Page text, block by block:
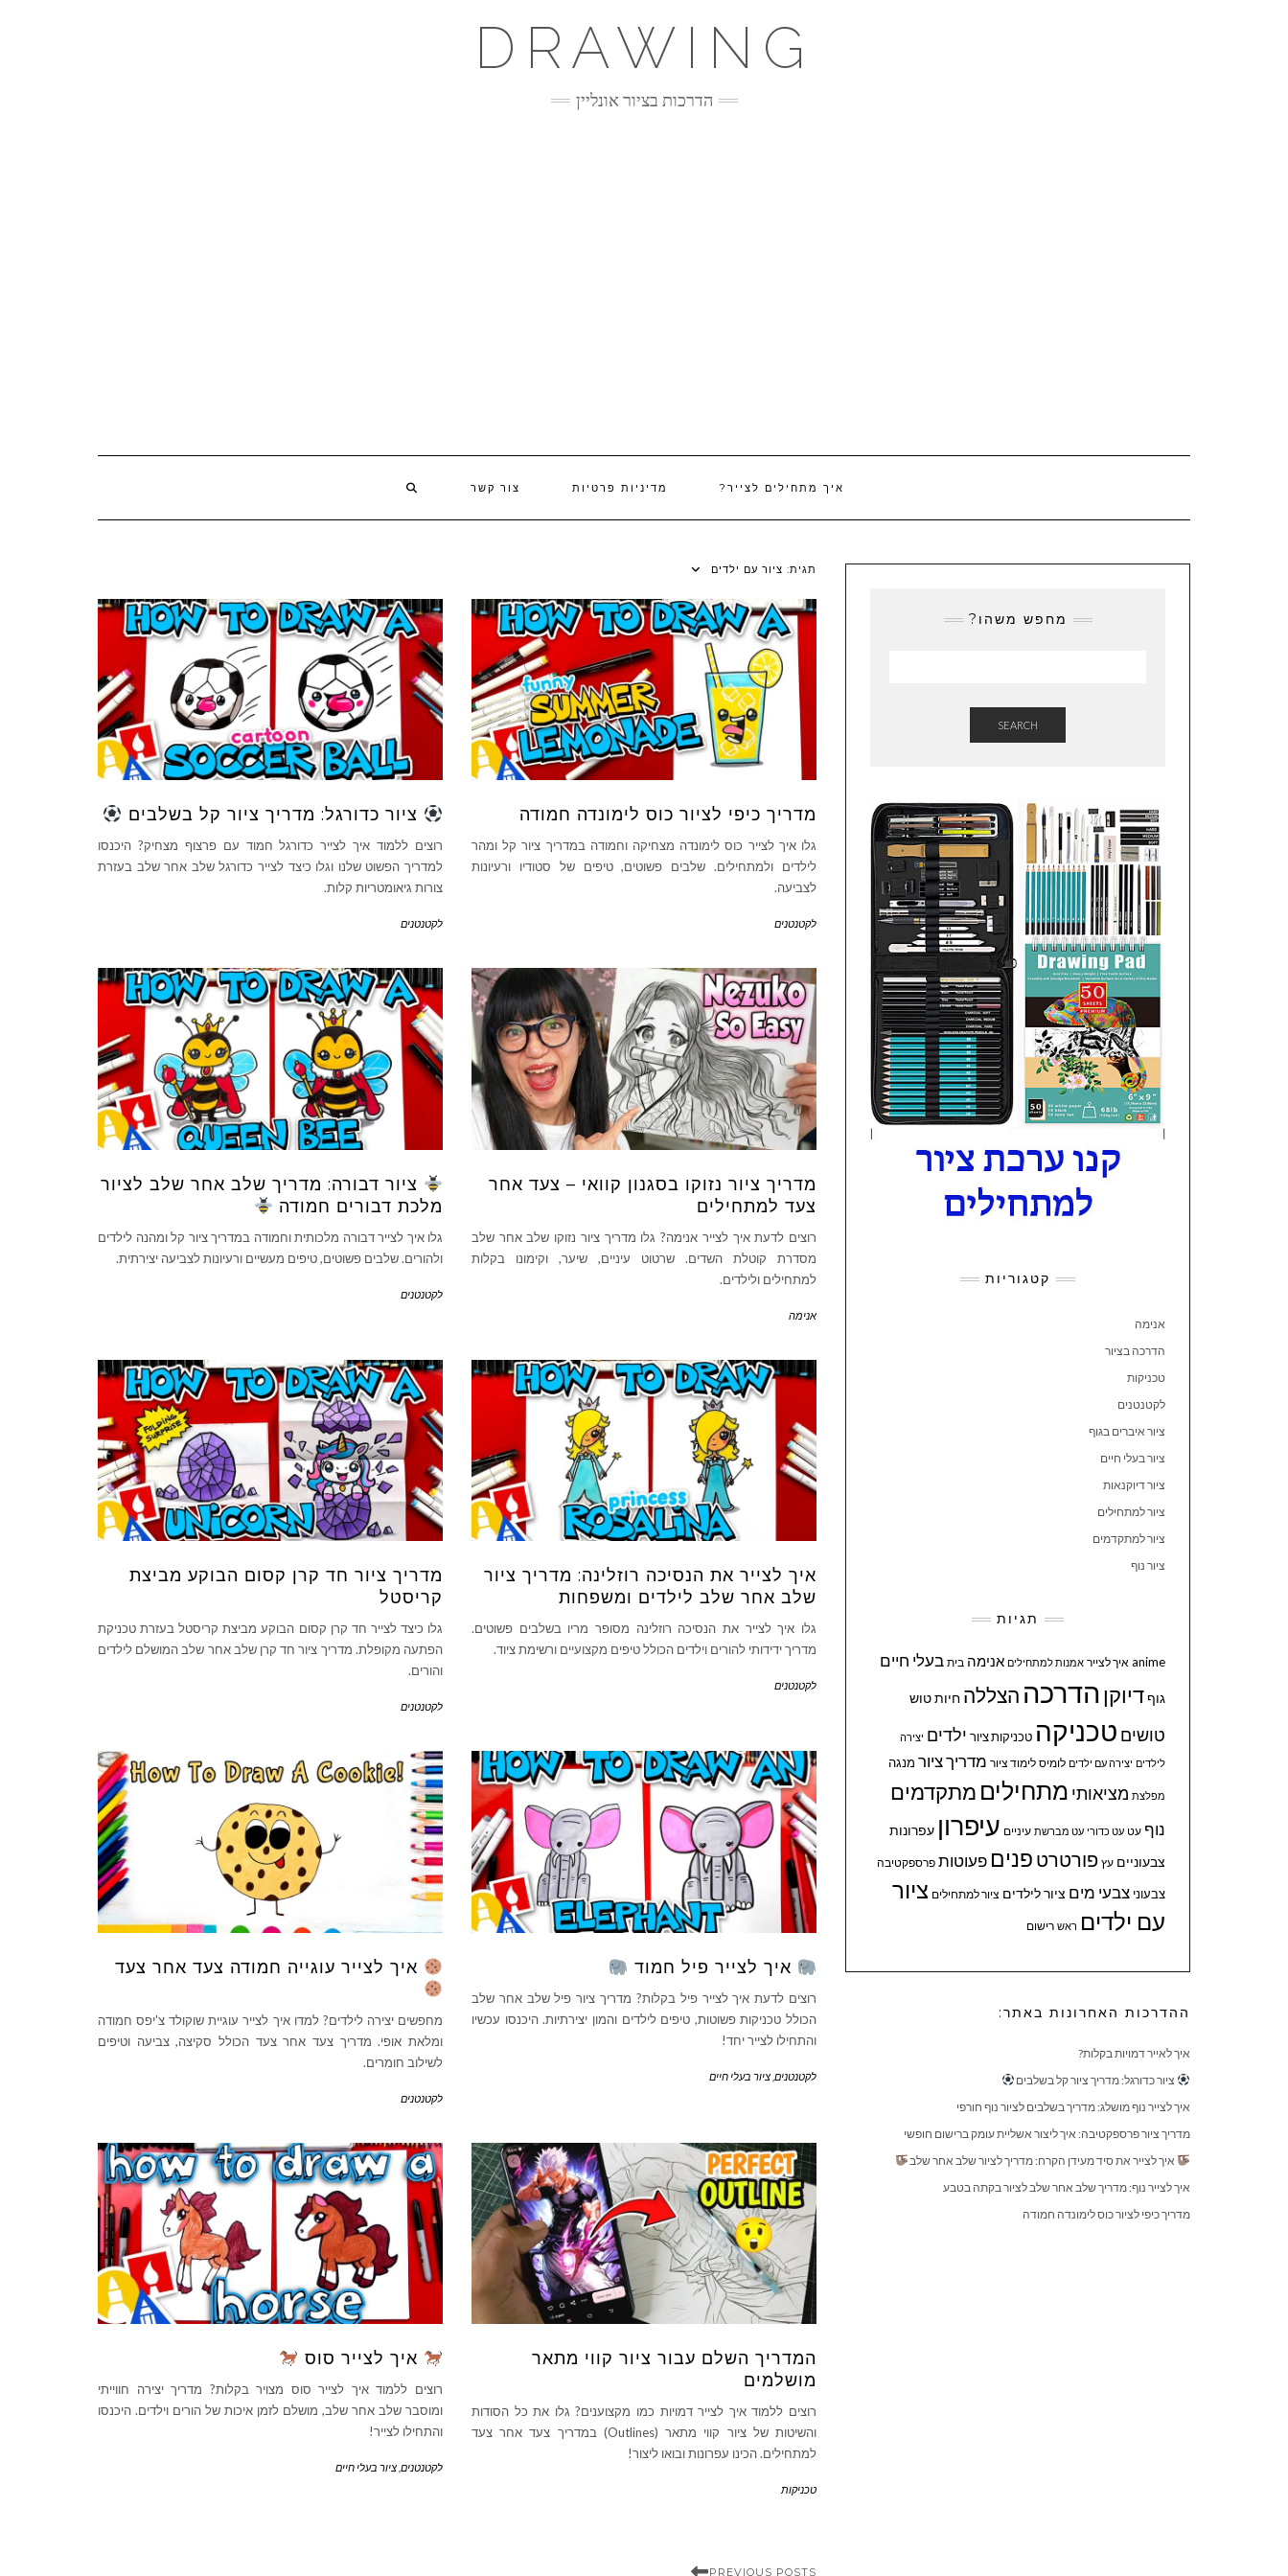
DRAWING
הדרכות בציור אונליין
איך מתחילים לצייר? מדיניות פרטיות צור קשר
תגית: ציור עם ילדים
ציור כדורגל: מדריך ציור קל בשלבים
רוצים ללמוד איך לצייר כדורגל חמוד עם פרצוף מצחיק? היכנסו
למדריך הפשוט שלנו וגלו כיצד לצייר כדורגל שלב אחר שלב בעזרת
צורות גיאומטריות קלות.
לקטנטנים
מדריך כיפי לציור כוס לימונדה חמודה
גלו איך לצייר כוס לימונדה מצחיקה וחמודה במדריך ציור קל ומהר
לילדים ולמתחילים. שלבים פשוטים, טיפים של סטודיו ורעיונות
לצביעה.
לקטנטנים
ציור דבורה: מדריך שלב אחר שלב לציור
מלכת דבורים חמודה
גלו איך לצייר דבורה מלכותית וחמודה במדריך ציור קל ומהנה לילדים
ולהורים. שלבים פשוטים, טיפים מעשיים ורעיונות לצביעה יצירתית.
לקטנטנים
מדריך ציור נזוקו בסגנון קוואי – צעד אחר
צעד למתחילים
רוצים לדעת איך לצייר אנימה? גלו מדריך ציור נזוקו שלב אחר שלב
מסדרת קוטלת השדים. שרטוט עיניים, שיער, וקימונו בקלות
למתחילים ולילדים.
אנימה
מדריך ציור חד קרן קסום הבוקע מביצת
קריסטל
גלו כיצד לצייר חד קרן קסום הבוקע מביצת קריסטל בעזרת טכניקת
הפתעה מקופלת. מדריך ציור חד קרן שלב אחר שלב המושלם לילדים
והורים.
לקטנטנים
איך לצייר את הנסיכה רוזלינה: מדריך ציור
שלב אחר שלב לילדים ומשפחות
גלו איך לצייר את הנסיכה רוזלינה מסופר מריו בשלבים פשוטים.
מדריך ידידותי להורים וילדים הכולל טיפים מקצועיים ורשימת ציוד.
לקטנטנים
איך לצייר עוגייה חמודה צעד אחר צעד
מחפשים יצירה לילדים? למדו איך לצייר עוגיית שוקולד צ'יפס חמודה
ומלאת אופי. מדריך צעד אחר צעד הכולל סקיצה, צביעה וטיפים
לשילוב חומרים.
לקטנטנים
איך לצייר פיל חמוד
רוצים לדעת איך לצייר פיל בקלות? מדריך ציור פיל שלב אחר שלב
הכולל טכניקות פשוטות, טיפים לילדים והמון יצירתיות. היכנסו עכשיו
והתחילו לצייר יחד!
לקטנטנים ציור בעלי חיים
איך לצייר סוס
רוצים ללמוד איך לצייר סוס מצויר בקלות? מדריך יצירה חווייתי
ומוסבר שלב אחר שלב, מושלם לזמן איכות של הורים וילדים. היכנסו
והתחילו לצייר!
לקטנטנים ציור בעלי חיים
המדריך השלם עבור ציור קווי מתאר
מושלמים
רוצים ללמוד איך לצייר דמויות כמו מקצוענים? גלו את כל הסודות
והשיטות של ציור קווי מתאר (Outlines) במדריך צעד אחר צעד
למתחילים. הכינו עפרונות ובואו ליצור!
טכניקות
PREVIOUS POSTS
מחפש משהו?
SEARCH
קטגוריות
אנימה
הדרכה בציור
טכניקות
לקטנטנים
ציור איברים בגוף
ציור בעלי חיים
ציור דיוקנאות
ציור למתחילים
ציור למתקדמים
ציור נוף
תגיות
anime איך לצייר אמנות למתחילים אנימה בית בעלי חיים
גוףדיוקן הדרכה הצללה חיותטוש
טושים טכניקה טכניקות ציור ילדים יצירה
לילדים יצירה עם ילדים לומיס לימוד ציור מדריך ציור מנגה
מפלצת מציאותי מתחילים מתקדמים
נוף עט עט כדורי עט מברשת עיניים עיפרון עפרונות
צבעוניים עץ פורטרט פנים פעוטות פרספקטיבה
צבעוני צבעי מים ציור לילדים ציור למתחילים ציור
עם ילדים ראש רישום
ההדרכות האחרונות באתר:
איך לאייר דמויות בקלות?
ציור כדורגל: מדריך ציור קל בשלבים
איך לצייר נוף מושלג: מדריך בשלבים לציור נוף חורפי
מדריך ציור פרספקטיבה: איך ליצור אשליית עומק ברישום חופשי
איך לצייר את סיד מעידן הקרח: מדריך לציור שלב אחר שלב
איך לצייר נוף: מדריך שלב אחר שלב לציור בקתה בטבע
מדריך כיפי לציור כוס לימונדה חמודה